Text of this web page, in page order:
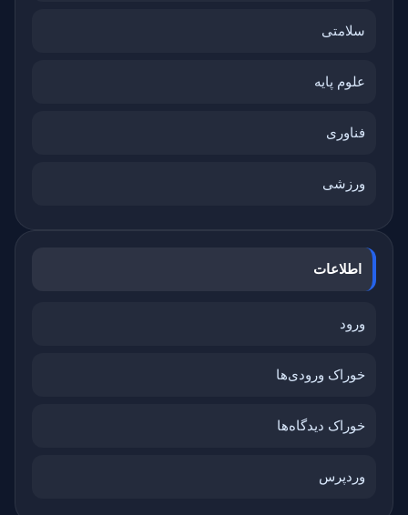
سلامتی
علوم پایه
فناوری
ورزشی
اطلاعات
ورود
خوراک ورودی‌ها
خوراک دیدگاه‌ها
وردپرس